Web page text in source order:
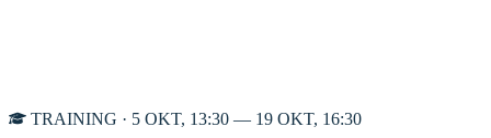
TRAINING · 5 OKT, 13:30 — 19 OKT, 16:30